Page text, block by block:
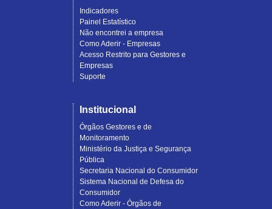
Indicadores
Painel Estatístico
Não encontrei a empresa
Como Aderir - Empresas
Acesso Restrito para Gestores e
Empresas
Suporte
Institucional
Órgãos Gestores e de
Monitoramento
Ministério da Justiça e Segurança
Pública
Secretaria Nacional do Consumidor
Sistema Nacional de Defesa do
Consumidor
Como Aderir - Órgãos de